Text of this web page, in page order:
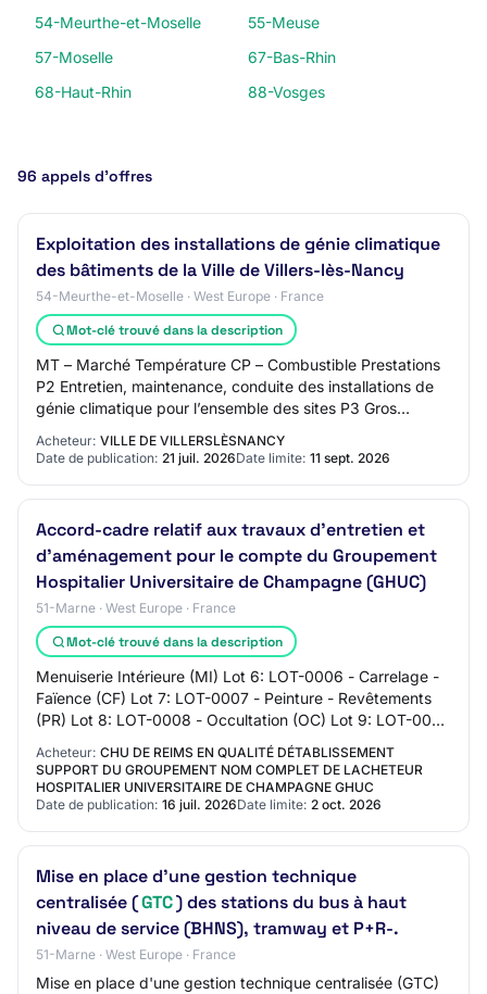
54-Meurthe-et-Moselle
55-Meuse
57-Moselle
67-Bas-Rhin
68-Haut-Rhin
88-Vosges
96 appels d’offres
Exploitation des installations de génie climatique
des bâtiments de la Ville de Villers-lès-Nancy
54-Meurthe-et-Moselle · West Europe · France
Mot-clé trouvé dans la description
MT – Marché Température CP – Combustible Prestations
P2 Entretien, maintenance, conduite des installations de
génie climatique pour l’ensemble des sites P3 Gros
entretien et renouvellement des matéri…
Acheteur: VILLE DE VILLERSLÈSNANCY
Date de publication: 21 juil. 2026Date limite: 11 sept. 2026
Accord-cadre relatif aux travaux d’entretien et
d'aménagement pour le compte du Groupement
Hospitalier Universitaire de Champagne (GHUC)
51-Marne · West Europe · France
Mot-clé trouvé dans la description
Menuiserie Intérieure (MI) Lot 6: LOT-0006 - Carrelage -
Faïence (CF) Lot 7: LOT-0007 - Peinture - Revêtements
(PR) Lot 8: LOT-0008 - Occultation (OC) Lot 9: LOT-0009
- Marquage Routier (MR) Lot 10:…
Acheteur: CHU DE REIMS EN QUALITÉ DÉTABLISSEMENT
SUPPORT DU GROUPEMENT NOM COMPLET DE LACHETEUR
HOSPITALIER UNIVERSITAIRE DE CHAMPAGNE GHUC
Date de publication: 16 juil. 2026Date limite: 2 oct. 2026
Mise en place d'une gestion technique
centralisée (GTC) des stations du bus à haut
niveau de service (BHNS), tramway et P+R-.
51-Marne · West Europe · France
Mise en place d'une gestion technique centralisée (GTC)